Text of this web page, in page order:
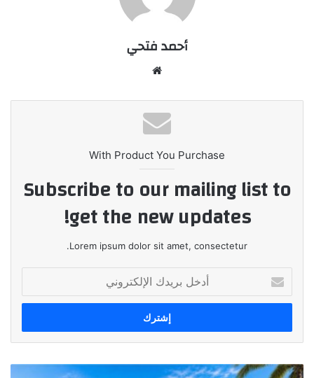
أحمد فتحي
With Product You Purchase
Subscribe to our mailing list to
get the new updates!
Lorem ipsum dolor sit amet, consectetur.
بريدك
الإلكتروني
عامر